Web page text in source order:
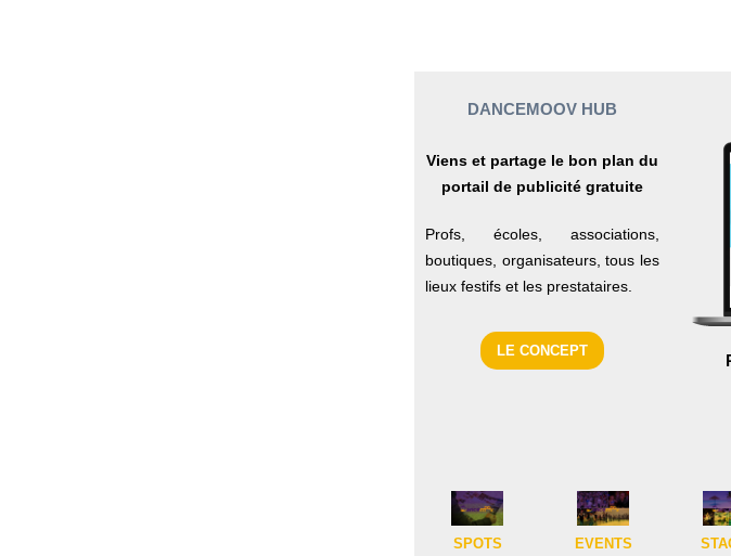
DANCEMOOV HUB
Viens et partage le bon plan du
portail de publicité gratuite
Profs, écoles, associations,
boutiques, organisateurs, tous les
lieux festifs et les prestataires.
LE CONCEPT
SPOTS EVENTS